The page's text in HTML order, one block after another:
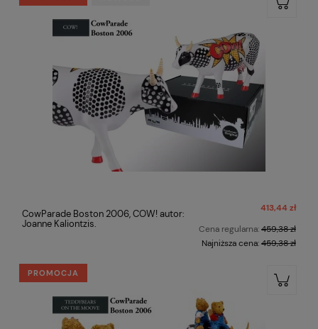
CowParade Boston 2006, COW! autor:
Joanne Kaliontzis.
413,44 zł
Cena regularna:459,38 zł
Najniższa cena:459,38 zł
PROMOCJA